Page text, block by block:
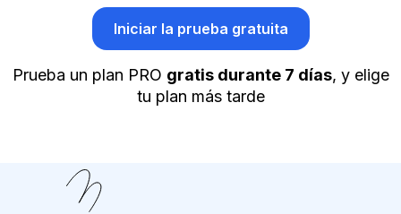
Iniciar la prueba gratuita
Prueba un plan PRO gratis durante 7 días, y elige
tu plan más tarde